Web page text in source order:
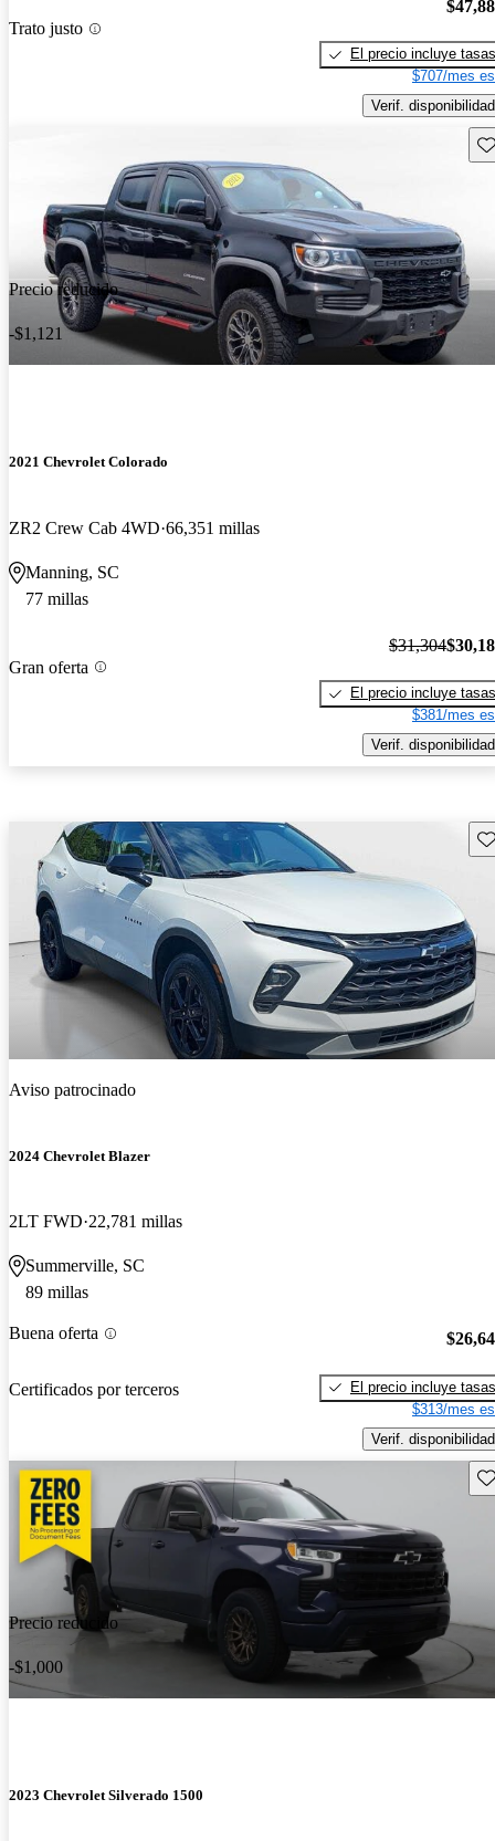
Trato justo
El precio incluye tasas
$707/mes
Verif. disponibilidad
Precio reducido
-$1,121
2021 Chevrolet Colorado
ZR2 Crew Cab 4WD 66,351 millas
Manning, SC
77 millas
Gran oferta
$31,304
El precio incluye tasas
$381/mes
Verif. disponibilidad
Aviso patrocinado
2024 Chevrolet Blazer
2LT FWD 22,781 millas
Summerville, SC
89 millas
Buena oferta
Certificados por terceros
El precio incluye tasas
$313/mes
Verif. disponibilidad
Precio reducido
-$1,000
2023 Chevrolet Silverado 1500